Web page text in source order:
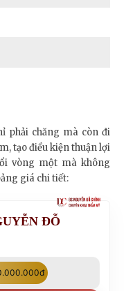
phải chăng mà còn đi
tạo điều kiện thuận lợi
vòng một mà không
giá chi tiết:
ĐỖ